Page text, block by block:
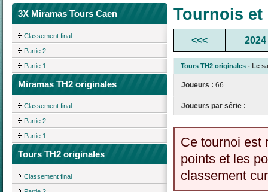
3X Miramas Tours Caen
Classement final
Partie 2
Partie 1
Miramas TH2 originales
Classement final
Partie 2
Partie 1
Tours TH2 originales
Classement final
Tournois
<<< 2024
Tours TH2 originales - Le
Joueurs : 66
Joueurs par série :
Ce tournoi est
points et les
classement